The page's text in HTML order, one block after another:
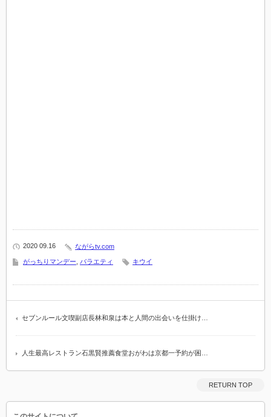
2020 09.16 ながらtv.com
がっちりマンデー バラエティ キウイ
セブンルール文喫副店長林和泉は本と人間の出会いを仕掛け…
人生最高レストラン石黒賢推薦食堂おがわは京都一予約が困…
RETURN TOP